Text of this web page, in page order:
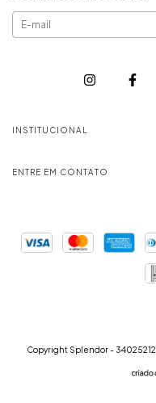
INSTITUCIONAL
ENTRE EM CONTATO
Copyright Splendor -